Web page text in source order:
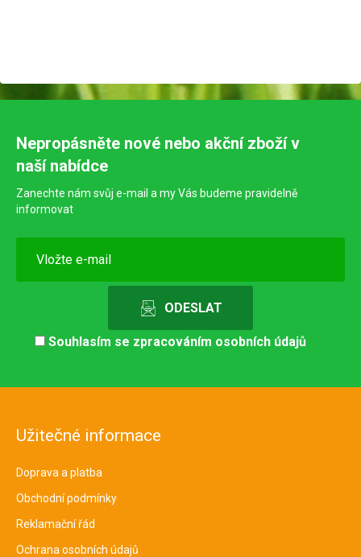
Nepropásněte nové nebo akční zboží v
naší nabídce
Zanechte nám svůj e-mail a my Vás budeme pravidelně
informovat
Souhlasím se zpracováním osobních údajů
Užitečné informace
Doprava a platba
Obchodní podmínky
Reklamační řád
Ochrana osobních údajů